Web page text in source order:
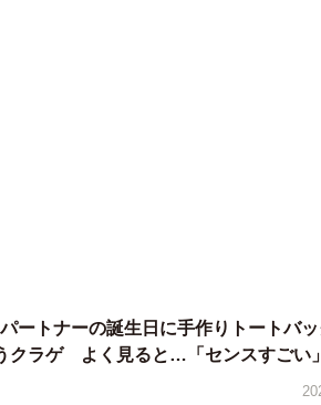
パートナーの誕生日に手作りトートバ
ラゲ よく見ると…「センスすごい」